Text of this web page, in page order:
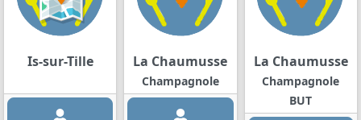
Is-sur-Tille La Chaumusse
Champagnole
La Chaumusse
Champagnole
BUT